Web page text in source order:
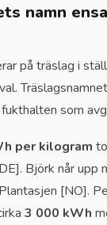
namn
på träslag i
som
per kilogram
Björk når upp
[NO].
3 000 kWh